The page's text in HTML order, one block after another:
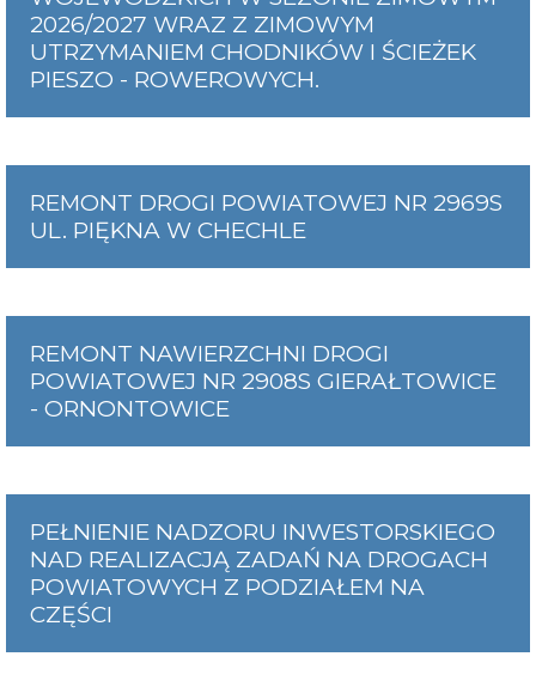
2026/2027 WRAZ Z ZIMOWYM
UTRZYMANIEM CHODNIKÓW I ŚCIEŻEK
PIESZO - ROWEROWYCH.
REMONT DROGI POWIATOWEJ NR 2969S
UL. PIĘKNA W CHECHLE
REMONT NAWIERZCHNI DROGI
POWIATOWEJ NR 2908S GIERAŁTOWICE
- ORNONTOWICE
PEŁNIENIE NADZORU INWESTORSKIEGO
NAD REALIZACJĄ ZADAŃ NA DROGACH
POWIATOWYCH Z PODZIAŁEM NA
CZĘŚCI